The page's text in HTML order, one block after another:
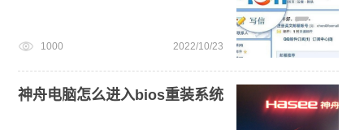
1000 2022/10/23
神舟电脑怎么进入bios重装系统